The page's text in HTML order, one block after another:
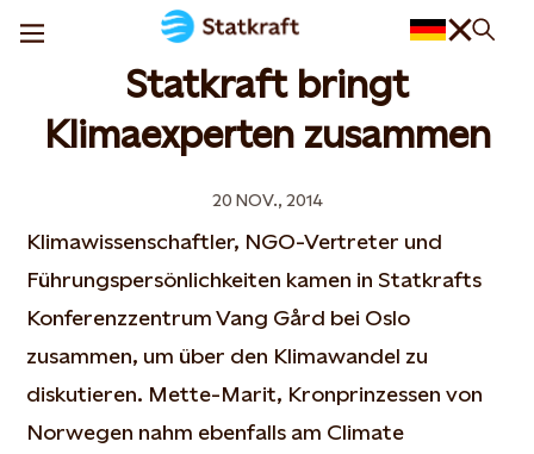
Statkraft bringt
Klimaexperten zusammen
20 NOV., 2014
Klimawissenschaftler, NGO-Vertreter und
Führungspersönlichkeiten kamen in Statkrafts
Konferenzzentrum Vang Gård bei Oslo
zusammen, um über den Klimawandel zu
diskutieren. Mette-Marit, Kronprinzessen von
Norwegen nahm ebenfalls am Climate